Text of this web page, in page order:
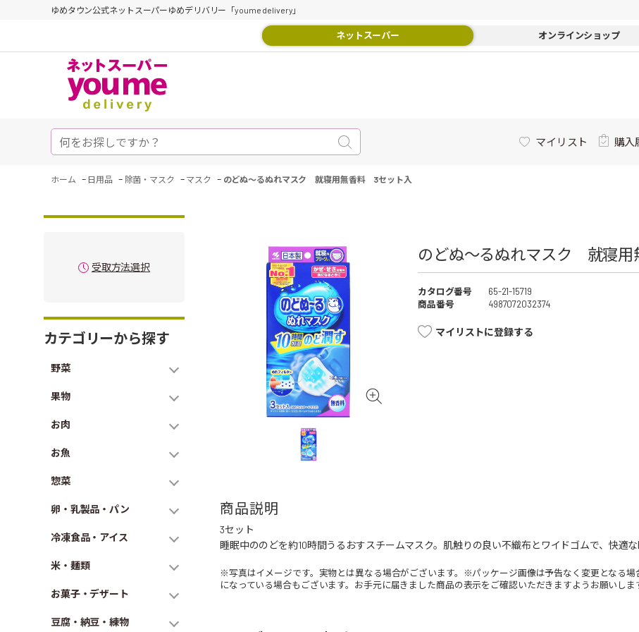
ゆめタウン公式ネットスーパーゆめデリバリー「youme delivery」
ネットスーパー オンラインショップ
マイリスト 購入
ホーム - 日用品 - 除菌・マスク - マスク - のどぬ～るぬれマスク 就寝用無香料 3セット入
受取方法選択
カテゴリーから探す
野菜
果物
お肉
お魚
惣菜
卵・乳製品・パン
冷凍食品・アイス
米・麺類
お菓子・デザート
豆腐・納豆・練物
のどぬ～るぬれマスク 就寝
カタログ番号
65-21-15719
商品番号
4987072032374
マイリストに登録する
商品説明
3セット
睡眠中ののどを約10時間うるおすスチームマスク。肌触りの良い不織布とワイドゴムで、快適
※写真はイメージです。実物とは異なる場合がございます。※パッケージ画像は予告なく変更となる
になっている場合もございます。お手元に届きました商品の表示をご確認いただきますようお願いしま